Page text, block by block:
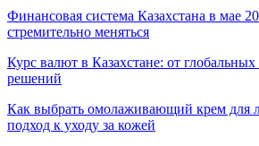
Финансовая система Казахстана в мае
стремительно меняться
Курс валют в Казахстане: от
решений
Как выбрать омолаживающий крем для
подход к уходу за кожей